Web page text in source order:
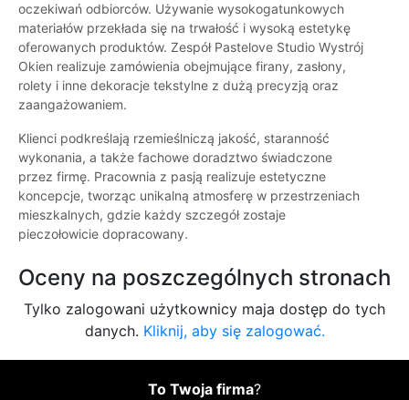
oczekiwań odbiorców. Używanie wysokogatunkowych
materiałów przekłada się na trwałość i wysoką estetykę
oferowanych produktów. Zespół Pastelove Studio Wystrój
Okien realizuje zamówienia obejmujące firany, zasłony,
rolety i inne dekoracje tekstylne z dużą precyzją oraz
zaangażowaniem.
Klienci podkreślają rzemieślniczą jakość, staranność
wykonania, a także fachowe doradztwo świadczone
przez firmę. Pracownia z pasją realizuje estetyczne
koncepcje, tworząc unikalną atmosferę w przestrzeniach
mieszkalnych, gdzie każdy szczegół zostaje
pieczołowicie dopracowany.
Oceny na poszczególnych stronach
Tylko zalogowani użytkownicy maja dostęp do tych
danych. Kliknij, aby się zalogować.
To Twoja firma?